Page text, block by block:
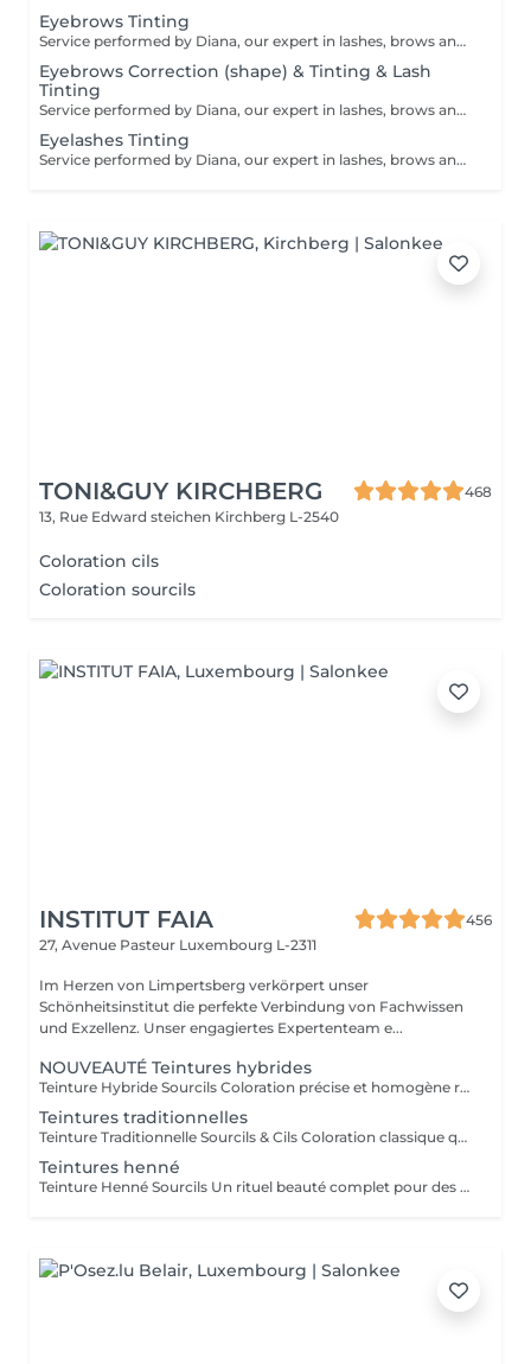
Eyebrows Tinting
Service performed by Diana, our expert in lashes, brows and hair removal, with over 10 years of experience, ensuring precision and high-quality results.
Eyebrows Correction (shape) & Tinting & Lash
Tinting
Service performed by Diana, our expert in lashes, brows and hair removal, with over 10 years of experience, ensuring precision and high-quality results.
Eyelashes Tinting
Service performed by Diana, our expert in lashes, brows and hair removal, with over 10 years of experience, ensuring precision and high-quality results.
TONI&GUY KIRCHBERG
468
13, Rue Edward steichen Kirchberg L-2540
Coloration cils
Coloration sourcils
INSTITUT FAIA
456
27, Avenue Pasteur Luxembourg L-2311
Im Herzen von Limpertsberg verkörpert unser
Schönheitsinstitut die perfekte Verbindung von Fachwissen
und Exzellenz. Unser engagiertes Expertenteam e...
NOUVEAUTÉ Teintures hybrides
Teinture Hybride Sourcils Coloration précise et homogène réalisée à l'airbrush qui colore à la fois la peau et le poil pour un effet maquillé longue durée. Avant la pose une restructuration complète est effectuée avec épilation au fil ou à la cire selon l'envie et le besoin de la cliente afin d'obtenir une ligne parfaitement dessinée. Tenue sur la peau jusqu'à 10 jours Tenue sur le poil jusqu'à 6 à 7 semaines Disponible en plusieurs teintes pour s'adapter à chaque carnation. Compatible avec le Browlift pour des sourcils plus denses, structurés et naturellement sublimés.
Teintures traditionnelles
Teinture Traditionnelle Sourcils & Cils Coloration classique qui intensifie la couleur naturelle des poils pour un regard plus profond et structuré. Tenue sur la peau 1 à 2 jours Tenue sur le poil jusqu'à 4 semaines Disponible en plusieurs teintes pour s'adapter à chaque carnation et couleur de poils. Compatible avec le Brow Lift et le Rehaussement de Cils pour un résultat harmonieux et durable. Il est également possible d'ajouter un soin à la kératine qui nourrit et hydrate en profondeur le poil du sourcil et du cil pour un fini plus doux, brillant et renforcé.
Teintures henné
Teinture Henné Sourcils Un rituel beauté complet pour des sourcils parfaitement dessinés et naturellement sublimés. La teinture au henné colore à la fois la peau et le poil offrant un effet maquillé et structuré sans maquillage. Avant la pose une restructuration sur mesure est réalisée, prise précise des points de mesure puis épilation au fil ou à la cire pour redéfinir harmonieusement la ligne du sourcil. Tenue sur la peau jusqu'à 10 jours Tenue sur le poil jusqu'à 5 semaines Disponible en plusieurs teintes adaptées à chaque carnation. Le résultat, des sourcils nets, équilibrés et intensément mis en valeur avec un rendu naturel et soigné.